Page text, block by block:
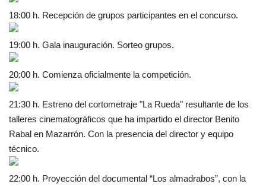
18:00 h. Recepción de grupos participantes en el concurso.
19:00 h. Gala inauguración. Sorteo grupos.
20:00 h. Comienza oficialmente la competición.
21:30 h. Estreno del cortometraje "La Rueda" resultante de los
talleres cinematográficos que ha impartido el director Benito
Rabal en Mazarrón. Con la presencia del director y equipo
técnico.
22:00 h. Proyección del documental “Los almadrabos”, con la